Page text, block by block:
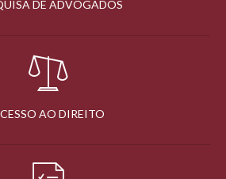
DE ADVOGADOS
AO DIREITO